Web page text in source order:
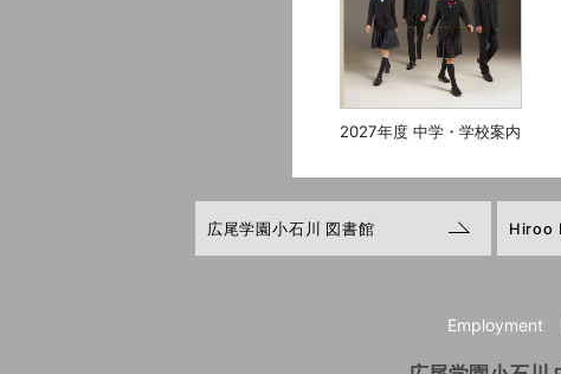
2027年度 中学・学校案内
広尾学園小石川 図書館 Hiroo
Employment